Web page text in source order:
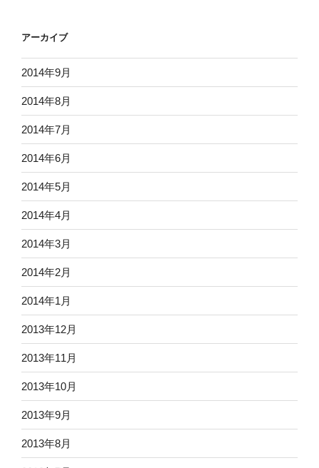
アーカイブ
2014年9月
2014年8月
2014年7月
2014年6月
2014年5月
2014年4月
2014年3月
2014年2月
2014年1月
2013年12月
2013年11月
2013年10月
2013年9月
2013年8月